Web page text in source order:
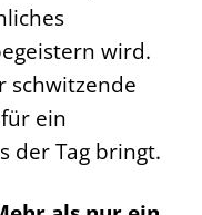
wird.
schwitzende
ein
der Tag bringt.